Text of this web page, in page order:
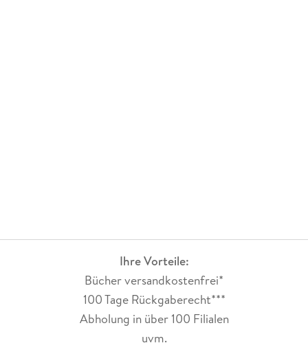
Ihre Vorteile:
Bücher versandkostenfrei*
100 Tage Rückgaberecht***
Abholung in über 100 Filialen
uvm.